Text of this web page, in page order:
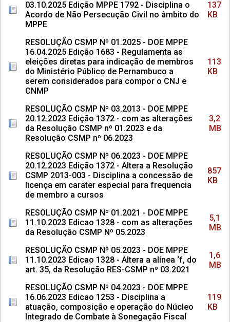
03.10.2025 Edição MPPE 1792 - Disciplina o
Acordo de Não Persecução Civil no âmbito do
MPPE
137
KB
RESOLUÇÃO CSMP Nº 01.2025 - DOE MPPE
16.04.2025 Edição 1683 - Regulamenta as
eleições diretas para indicação de membros
do Ministério Público de Pernambuco a
serem considerados para compor o CNJ e
CNMP
113
KB
RESOLUÇÃO CSMP Nº 03.2013 - DOE MPPE
20.12.2023 Edição 1372 - com as alterações
da Resolução CSMP nº 01.2023 e da
Resolução CSMP nº 06.2023
3,2
MB
RESOLUÇÃO CSMP Nº 06.2023 - DOE MPPE
20.12.2023 Edição 1372 - Altera a Resolução
CSMP 2013-003 - Disciplina a concessão de
licença em carater especial para frequencia
de membro a cursos
857
KB
RESOLUÇÃO CSMP Nº 01.2021 - DOE MPPE
11.10.2023 Edicao 1328 - com as alterações
da Resolução CSMP Nº 05.2023
5,1
MB
RESOLUÇÃO CSMP Nº 05.2023 - DOE MPPE
11.10.2023 Edicao 1328 - Altera a alínea ‘f, do
art. 35, da Resolução RES-CSMP nº 03.2021
1,6
MB
RESOLUÇÃO CSMP Nº 04.2023 - DOE MPPE
16.06.2023 Edicao 1253 - Disciplina a
atuação, composição e operação do Núcleo
Integrado de Combate à Sonegação Fiscal
119
KB